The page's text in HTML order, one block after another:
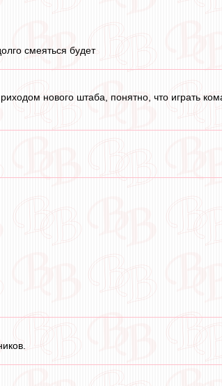
смеяться будет
нового штаба, понятно, что играть